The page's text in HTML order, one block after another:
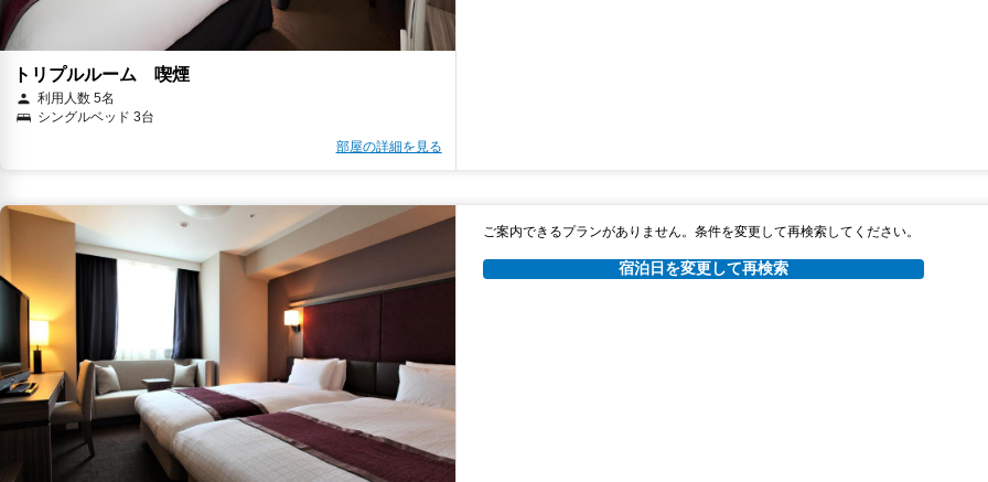
トリプルルーム 喫煙
利用人数 5名
シングルベッド 3台
部屋の詳細を見る
ご案内できるプランがありません。条件を変更して再検索してください。
宿泊日を変更して再検索